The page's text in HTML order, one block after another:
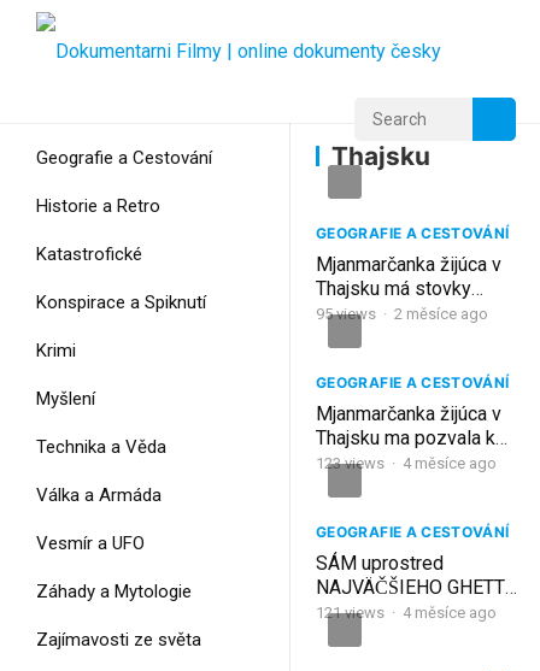
Geografie a Cestování
Historie a Retro
Katastrofické
Konspirace a Spiknutí
Krimi
Myšlení
Technika a Věda
Válka a Armáda
Vesmír a UFO
Záhady a Mytologie
Zajímavosti ze světa
Thajsku
Thajsku
GEOGRAFIE A CESTOVÁNÍ
Mjanmarčanka žijúca v
Thajsku má stovky
odberateľov zo
95views · 2 měsíce ago
GEOGRAFIE A CESTOVÁNÍ
Mjanmarčanka žijúca v
Thajsku ma pozvala k
sebe domov | Pattaya,
123views · 4 měsíce ago
GEOGRAFIE A CESTOVÁNÍ
SÁM uprostred
NAJVÄČŠIEHO GHETTA
v Thajsku!
Bangkok
121views · 4 měsíce ago